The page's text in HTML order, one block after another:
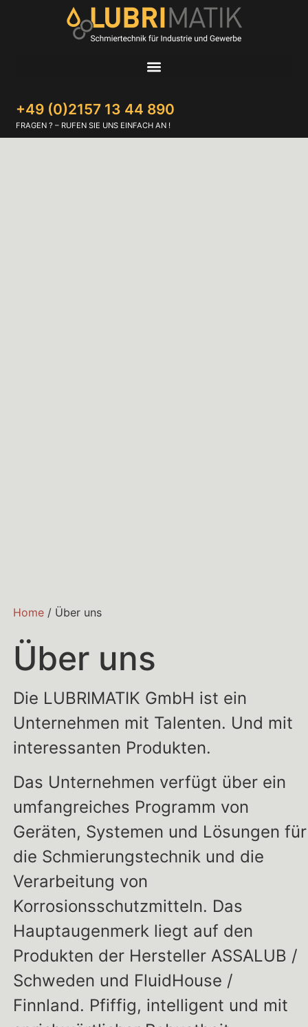
+49 (0)2157 13 44 890
FRAGEN ? – RUFEN SIE UNS EINFACH AN !
Home/ Über uns
Über uns
Die LUBRIMATIK GmbH ist ein
Unternehmen mit Talenten. Und mit
interessanten Produkten.
Das Unternehmen verfügt über ein
umfangreiches Programm von
Geräten, Systemen und Lösungen für
die Schmierungstechnik und die
Verarbeitung von
Korrosionsschutzmitteln. Das
Hauptaugenmerk liegt auf den
Produkten der Hersteller ASSALUB /
Schweden und FluidHouse /
Finnland. Pfiffig, intelligent und mit